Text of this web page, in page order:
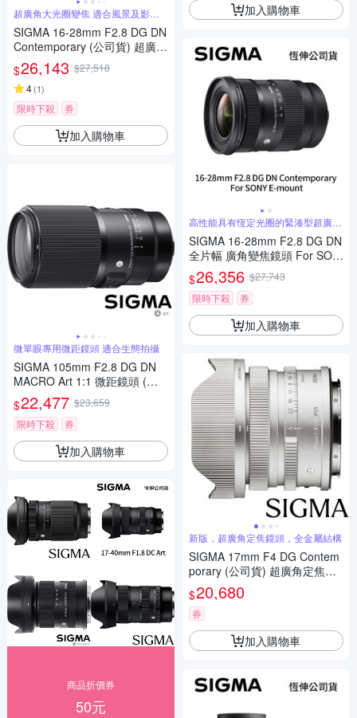
超廣角大光圈變焦 適合風景及影片
錄製
SIGMA 16-28mm F2.8 DG DN
Contemporary (公司貨) 超廣角
大光圈變焦鏡 全片幅微單眼鏡
頭
$26,143 $27,518
4(1)
限時下殺 券
加入購物車
微單眼專用微距鏡頭 適合生態拍攝
SIGMA 105mm F2.8 DG DN
MACRO Art 1:1 微距鏡頭 (公
司貨) 望遠定焦鏡頭 全片幅無
反微單眼鏡頭
$22,477 $23,659
限時下殺
券
加入購物車
商品折價券
50元
加入購物車
高性能具有恆定光圈的緊湊型超廣角
變焦
SIGMA 16-28mm F2.8 DG DN
全片幅 廣角變焦鏡頭 For SON
Y E-mount (公司貨)
$26,356 $27,743
限時下殺
券
加入購物車
新版，超廣角定焦鏡頭，全金屬結構
SIGMA 17mm F4 DG Contem
porary (公司貨) 超廣角定焦鏡 i
系列 全片幅微單眼鏡頭
$20,680
券
加入購物車